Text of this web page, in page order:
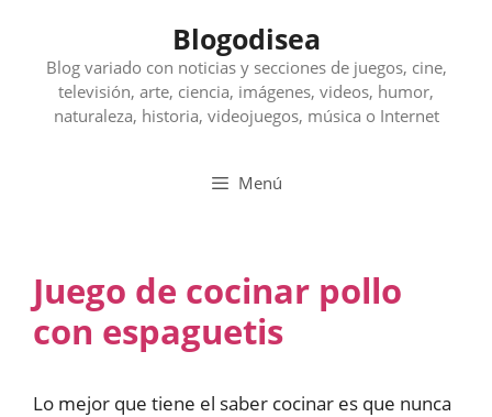
contenido
Blogodisea
Blog variado con noticias y secciones de juegos, cine,
televisión, arte, ciencia, imágenes, videos, humor,
naturaleza, historia, videojuegos, música o Internet
Menú
Juego de cocinar pollo
con espaguetis
Lo mejor que tiene el saber cocinar es que nunca